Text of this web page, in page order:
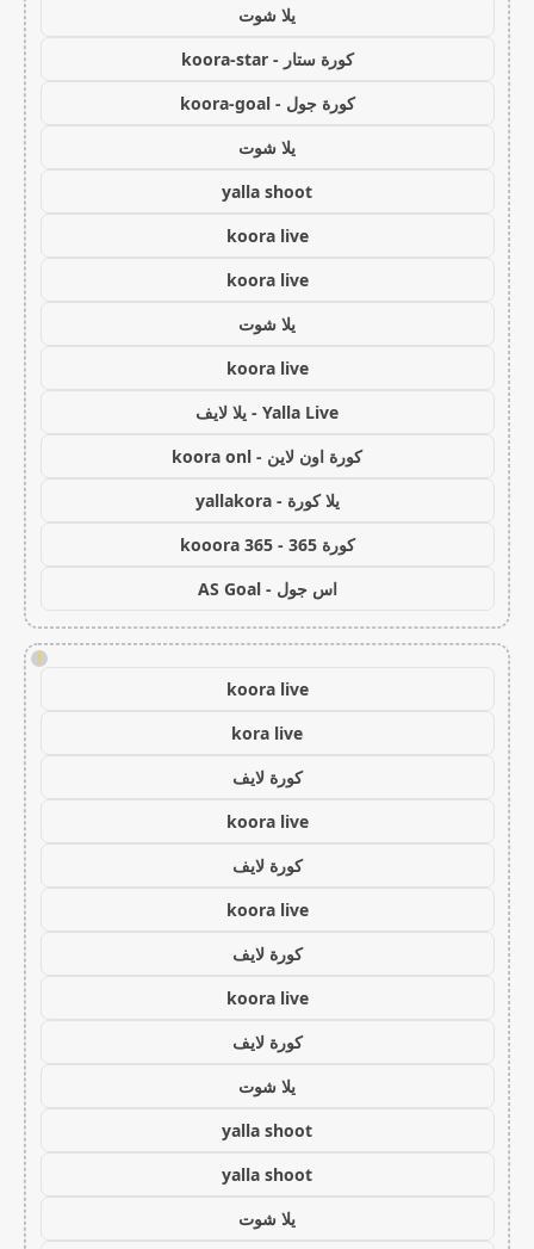
يلا شوت
كورة ستار - koora-star
كورة جول - koora-goal
يلا شوت
yalla shoot
koora live
koora live
يلا شوت
koora live
Yalla Live - يلا لايف
كورة اون لاين - koora onl
يلا كورة - yallakora
كورة 365 - kooora 365
اس جول - AS Goal
!
koora live
kora live
كورة لايف
koora live
كورة لايف
koora live
كورة لايف
koora live
كورة لايف
يلا شوت
yalla shoot
yalla shoot
يلا شوت